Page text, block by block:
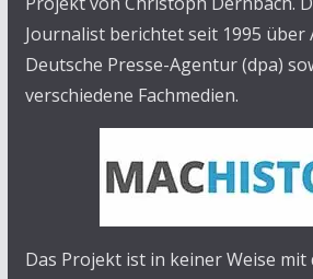
Journalist berichtet seit 1995 über
Deutsche Presse-Agentur (dpa)
verschiedene Fachmedien.
Das Projekt ist in keiner Weise mit